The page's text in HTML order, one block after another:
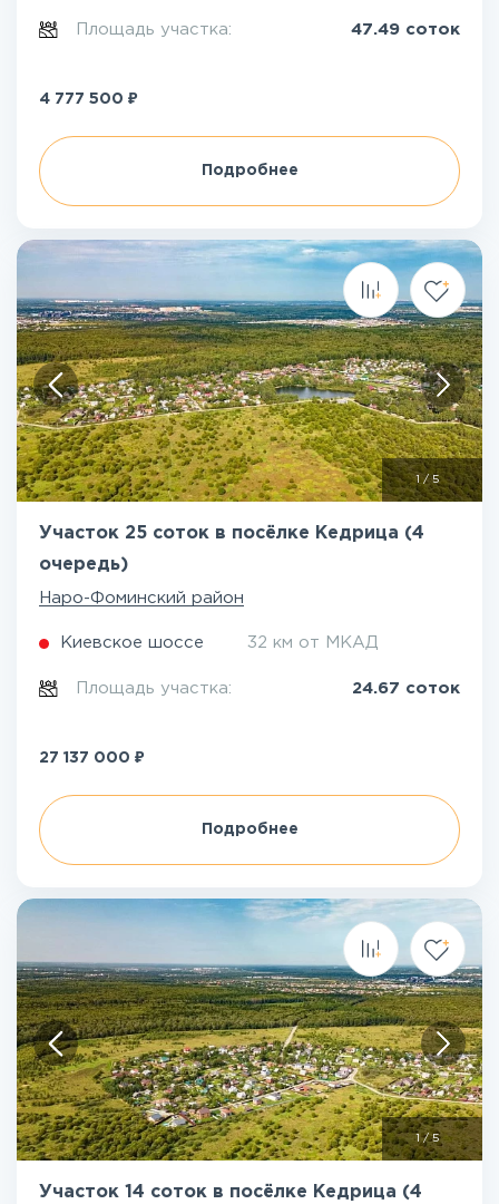
Площадь участка: 47.49 соток
4 777 500 ₽
Подробнее
1 / 5
Участок 25 соток в посёлке Кедрица (4
очередь)
Наро-Фоминский район
Киевское шоссе 32 км от МКАД
Площадь участка: 24.67 соток
27 137 000 ₽
Подробнее
1/5
Участок 14 соток в посёлке Кедрица (4